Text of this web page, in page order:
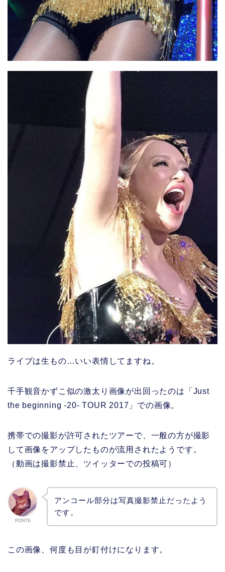
ライブは生もの…いい表情してますね。
千手観音かずこ似の激太り画像が出回ったのは「Just
the beginning -20- TOUR 2017」での画像。
携帯での撮影が許可されたツアーで、一般の方が撮影
して画像をアップしたものが流用されたようです。
（動画は撮影禁止、ツイッターでの投稿可）
PONTA
アンコール部分は写真撮影禁止だったよう
です。
この画像、何度も目が釘付けになります。